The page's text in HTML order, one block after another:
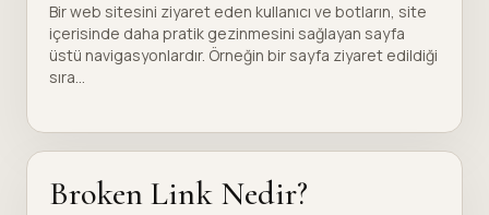
Bir web sitesini ziyaret eden kullanıcı ve botların, site
içerisinde daha pratik gezinmesini sağlayan sayfa
üstü navigasyonlardır. Örneğin bir sayfa ziyaret edildiği
sıra...
Broken Link Nedir?